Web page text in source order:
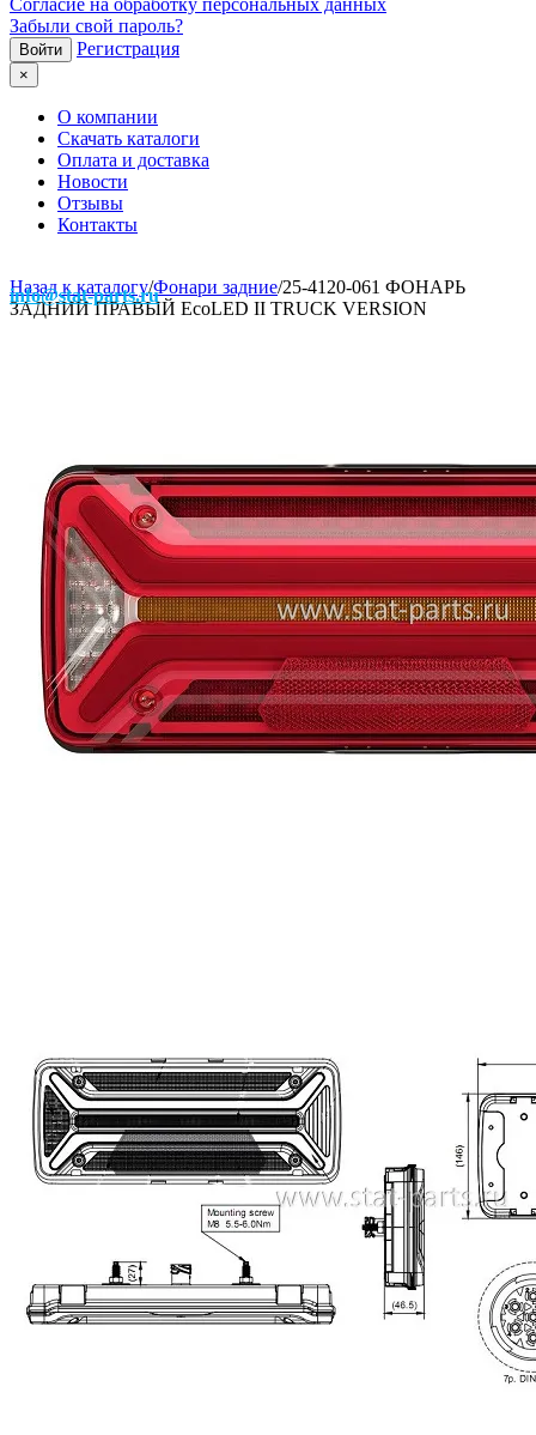
Согласие на обработку персональных данных
Забыли свой пароль?
Регистрация
×
О компании
Скачать каталоги
Оплата и доставка
Новости
Отзывы
Контакты
info@stat-parts.ru
Назад к каталогу/Фонари задние/25-4120-061 ФОНАРЬ
ЗАДНИЙ ПРАВЫЙ EcoLED II TRUCK VERSION